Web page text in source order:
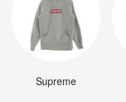
Supreme